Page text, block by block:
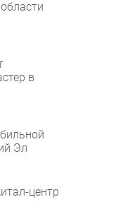
в
Эл
центр